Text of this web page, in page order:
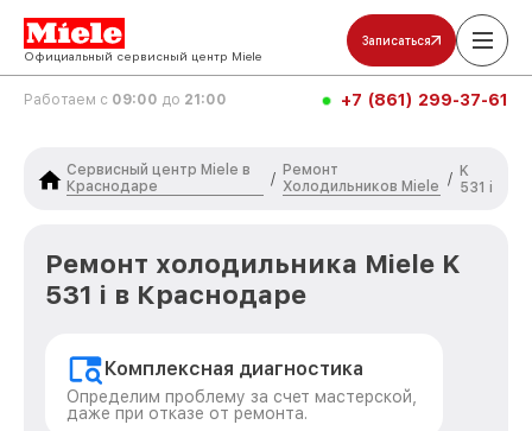
Официальный сервисный центр Miele
Записаться
Работаем с 09:00 до 21:00 +7 (861) 299-37-61
Сервисный центр Miele в
Краснодаре
/
Ремонт
Холодильников Miele
/ K
531 i
Ремонт холодильника Miele K
531 i в Краснодаре
Комплексная диагностика
Определим проблему за счет мастерской,
даже при отказе от ремонта.